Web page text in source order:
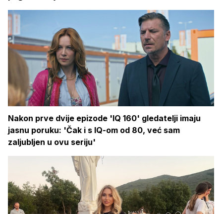
Nakon prve dvije epizode 'IQ 160' gledatelji imaju
jasnu poruku: 'Čak i s IQ-om od 80, već sam
zaljubljen u ovu seriju'